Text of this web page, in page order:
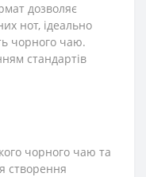
дозволяє
нот, ідеально
чорного чаю.
стандартів
чорного чаю та
створення